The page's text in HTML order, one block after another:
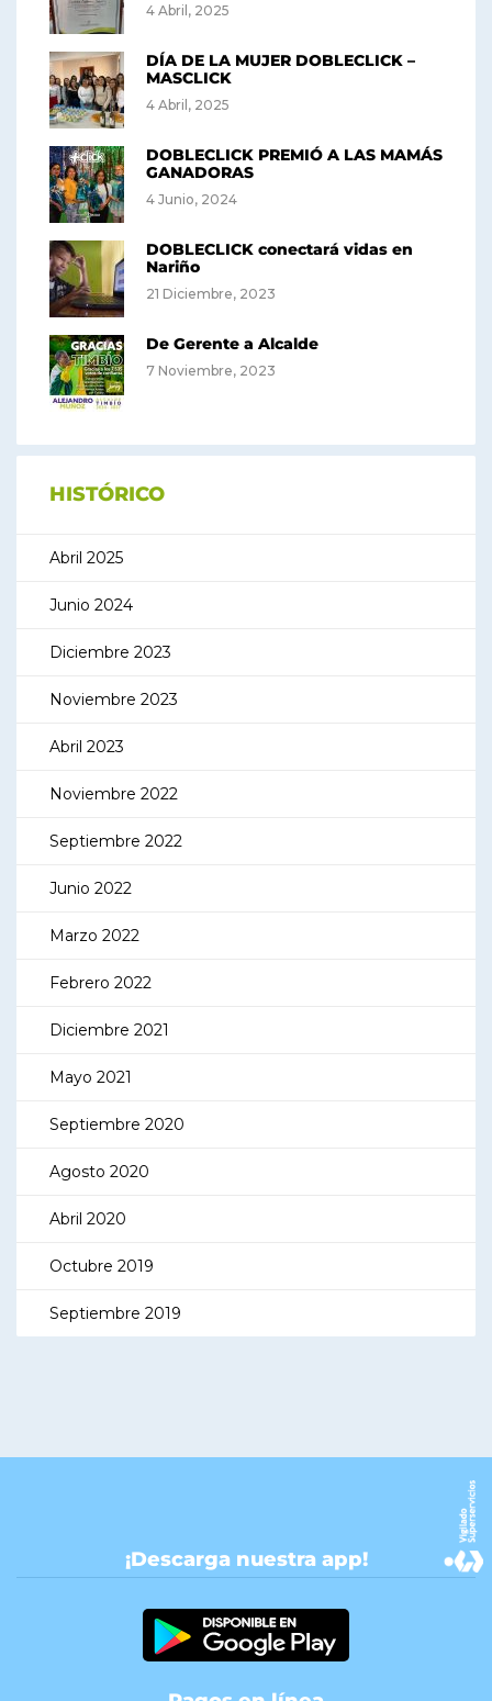
4 Abril, 2025
DÍA DE LA MUJER DOBLECLICK –
MASCLICK
4 Abril, 2025
DOBLECLICK PREMIÓ A LAS MAMÁS
GANADORAS
4 Junio, 2024
DOBLECLICK conectará vidas en
Nariño
21 Diciembre, 2023
De Gerente a Alcalde
7 Noviembre, 2023
HISTÓRICO
Abril 2025
Junio 2024
Diciembre 2023
Noviembre 2023
Abril 2023
Noviembre 2022
Septiembre 2022
Junio 2022
Marzo 2022
Febrero 2022
Diciembre 2021
Mayo 2021
Septiembre 2020
Agosto 2020
Abril 2020
Octubre 2019
Septiembre 2019
¡Descarga nuestra app!